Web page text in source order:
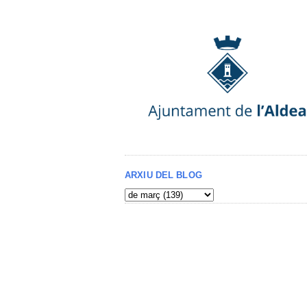
ARXIU DEL BLOG